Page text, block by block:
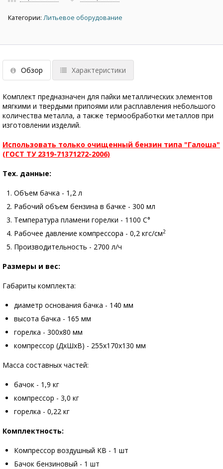
Категории: Литьевое оборудование
Обзор Характеристики
Комплект предназначен для пайки металлических элементов
мягкими и твердыми припоями или расплавления небольшого
количества металла, а также термообработки металлов при
изготовлении изделий.
Использовать только очищенный бензин типа "Галоша"
(ГОСТ ТУ 2319-71371272-2006)
Тех. данные:
Объем бачка - 1,2 л
Рабочий объем бензина в бачке - 300 мл
Температура пламени горелки - 1100 C°
Рабочее давление компрессора - 0,2 кгс/см2
Производительность - 2700 л/ч
Размеры и вес:
Габариты комплекта:
диаметр основания бачка - 140 мм
высота бачка - 165 мм
горелка - 300х80 мм
компрессор (ДхШхВ) - 255х170х130 мм
Масса составных частей:
бачок - 1,9 кг
компрессор - 3,0 кг
горелка - 0,22 кг
Комплектность:
Компрессор воздушный КВ - 1 шт
Бачок бензиновый - 1 шт